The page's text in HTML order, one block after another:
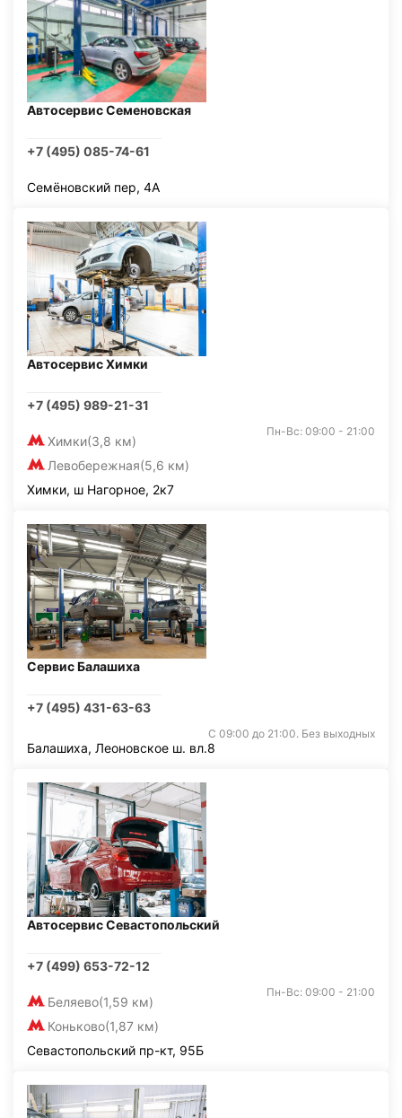
Автосервис Семеновская
+7 (495) 085-74-61
Семёновский пер, 4А
Автосервис Химки
+7 (495) 989-21-31
Химки(3,8 км)
Левобережная(5,6 км)
Пн-Вс: 09:00 - 21:00
Химки, ш Нагорное, 2к7
Сервис Балашиха
+7 (495) 431-63-63
С 09:00 до 21:00. Без выходных
Балашиха, Леоновское ш. вл.8
Автосервис Севастопольский
+7 (499) 653-72-12
Беляево(1,59 км)
Коньково(1,87 км)
Пн-Вс: 09:00 - 21:00
Севастопольский пр-кт, 95Б